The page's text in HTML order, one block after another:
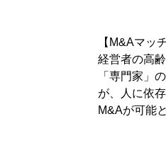
【M&Aマッ
経営者の高
「専門家」
が、人に依
M&Aが可能